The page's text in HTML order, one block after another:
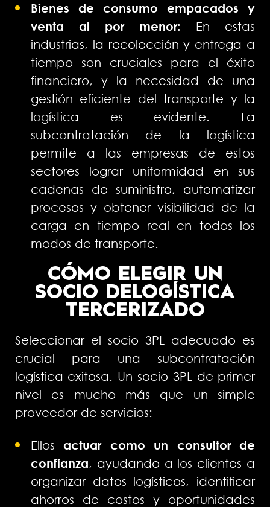
Bienes de consumo empacados y
venta al por menor: En estas
industrias, la recolección y entrega a
tiempo son cruciales para el éxito
financiero, y la necesidad de una
gestión eficiente del transporte y la
logística es evidente. La
subcontratación de la logística
permite a las empresas de estos
sectores lograr uniformidad en sus
cadenas de suministro, automatizar
procesos y obtener visibilidad de la
carga en tiempo real en todos los
modos de transporte.
CÓMO ELEGIR UN
SOCIO DELOGÍSTICA
TERCERIZADO
Seleccionar el socio 3PL adecuado es
crucial para una subcontratación
logística exitosa. Un socio 3PL de primer
nivel es mucho más que un simple
proveedor de servicios:
Ellosactuar como un consultor de
confianza, ayudando a los clientes a
organizar datos logísticos, identificar
ahorros de costos y oportunidades